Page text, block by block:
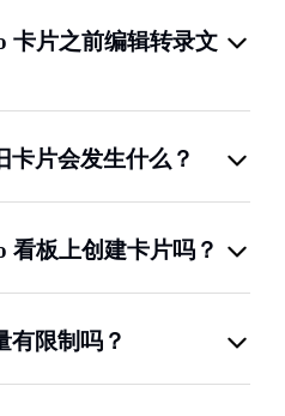
卡片之前编辑转录文
卡片会发生什么？
看板上创建卡片吗？
有限制吗？